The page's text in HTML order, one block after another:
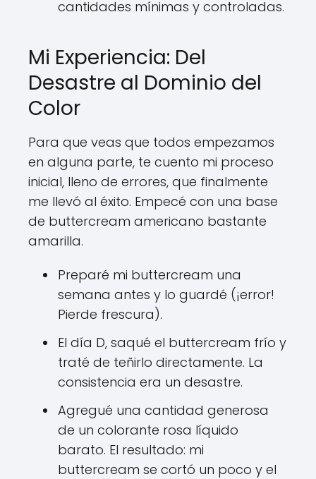
cantidades mínimas y controladas.
Mi Experiencia: Del
Desastre al Dominio del
Color
Para que veas que todos empezamos
en alguna parte, te cuento mi proceso
inicial, lleno de errores, que finalmente
me llevó al éxito. Empecé con una base
de buttercream americano bastante
amarilla.
Preparé mi buttercream una
semana antes y lo guardé (¡error!
Pierde frescura).
El día D, saqué el buttercream frío y
traté de teñirlo directamente. La
consistencia era un desastre.
Agregué una cantidad generosa
de un colorante rosa líquido
barato. El resultado: mi
buttercream se cortó un poco y el